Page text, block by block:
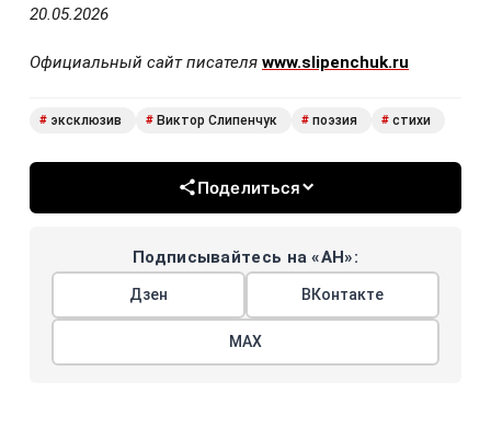
20.05.2026
Официальный сайт писателя www.slipenchuk.ru
# эксклюзив # Виктор Слипенчук # поэзия # стихи
Поделиться
Подписывайтесь на «АН»:
Дзен ВКонтакте
МАХ